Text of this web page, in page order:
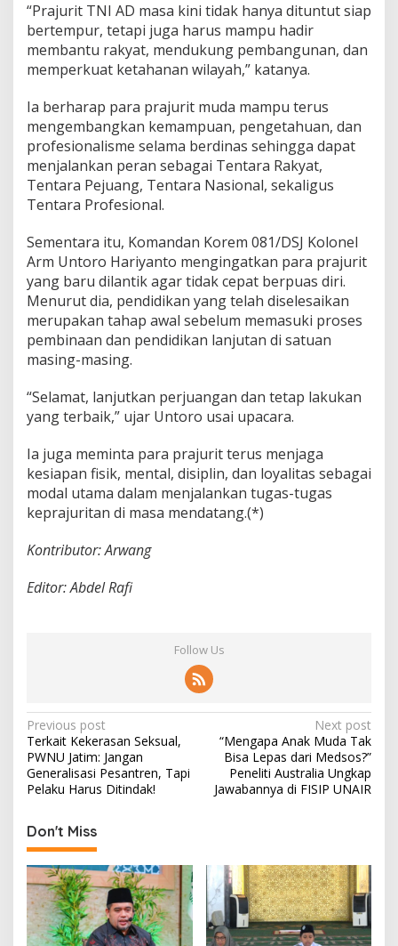
“Prajurit TNI AD masa kini tidak hanya dituntut siap
bertempur, tetapi juga harus mampu hadir
membantu rakyat, mendukung pembangunan, dan
memperkuat ketahanan wilayah,” katanya.
Ia berharap para prajurit muda mampu terus
mengembangkan kemampuan, pengetahuan, dan
profesionalisme selama berdinas sehingga dapat
menjalankan peran sebagai Tentara Rakyat,
Tentara Pejuang, Tentara Nasional, sekaligus
Tentara Profesional.
Sementara itu, Komandan Korem 081/DSJ Kolonel
Arm Untoro Hariyanto mengingatkan para prajurit
yang baru dilantik agar tidak cepat berpuas diri.
Menurut dia, pendidikan yang telah diselesaikan
merupakan tahap awal sebelum memasuki proses
pembinaan dan pendidikan lanjutan di satuan
masing-masing.
“Selamat, lanjutkan perjuangan dan tetap lakukan
yang terbaik,” ujar Untoro usai upacara.
Ia juga meminta para prajurit terus menjaga
kesiapan fisik, mental, disiplin, dan loyalitas sebagai
modal utama dalam menjalankan tugas-tugas
keprajuritan di masa mendatang.(*)
Kontributor: Arwang
Editor: Abdel Rafi
Follow Us
P
o
s
n
a
v
i
g
Previous post
Terkait Kekerasan Seksual,
PWNU Jatim: Jangan
Generalisasi Pesantren, Tapi
Pelaku Harus Ditindak!
Next post
“Mengapa Anak Muda Tak
Bisa Lepas dari Medsos?”
Peneliti Australia Ungkap
Jawabannya di FISIP UNAIR
Don't Miss